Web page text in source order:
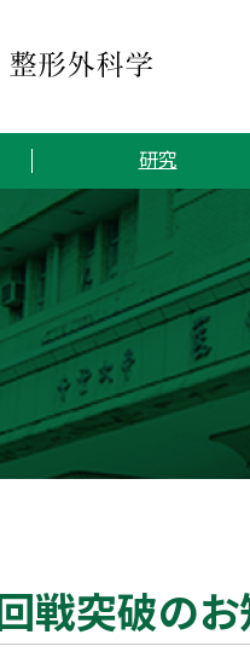
研究
突破のお